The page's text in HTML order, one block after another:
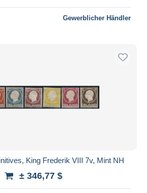
Gewerblicher Händler
King Frederik VIII 7v, Mint NH
± 346,77 $